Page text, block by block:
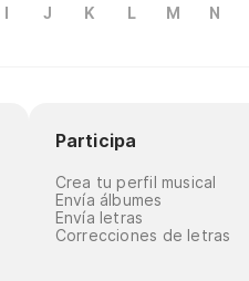
I J K L M N
Participa
Crea tu perfil musical
Envía álbumes
Envía letras
Correcciones de letras